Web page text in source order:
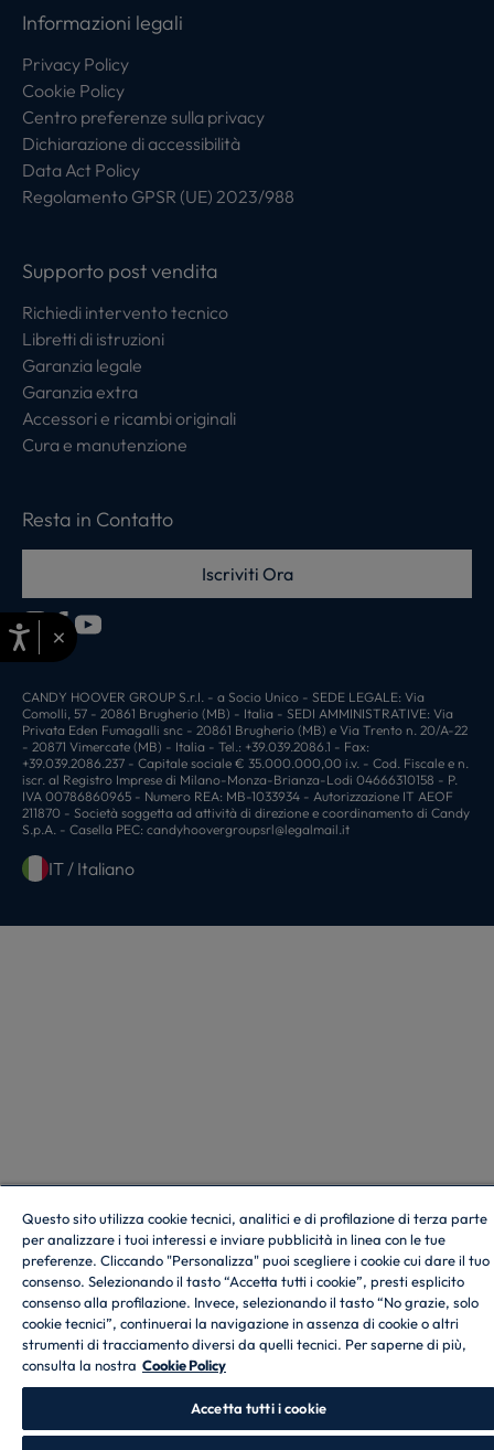
Informazioni legali
Privacy Policy
Cookie Policy
Centro preferenze sulla privacy
Dichiarazione di accessibilità
Data Act Policy
Regolamento GPSR (UE) 2023/988
Supporto post vendita
Richiedi intervento tecnico
Libretti di istruzioni
Garanzia legale
Garanzia extra
Accessori e ricambi originali
Cura e manutenzione
Resta in Contatto
Iscriviti Ora
CANDY HOOVER GROUP S.r.I. - a Socio Unico - SEDE LEGALE: Via
Comolli, 57 - 20861 Brugherio (MB) - Italia - SEDI AMMINISTRATIVE: Via
Privata Eden Fumagalli snc - 20861 Brugherio (MB) e Via Trento n. 20/A-22
- 20871 Vimercate (MB) - Italia - Tel.: +39.039.2086.1 - Fax:
+39.039.2086.237 - Capitale sociale € 35.000.000,00 i.v. - Cod. Fiscale e n.
iscr. al Registro Imprese di Milano-Monza-Brianza-Lodi 04666310158 - P.
IVA 00786860965 - Numero REA: MB-1033934 - Autorizzazione IT AEOF
211870 - Società soggetta ad attività di direzione e coordinamento di Candy
S.p.A. - Casella PEC: candyhoovergroupsrl@legalmail.it
IT / Italiano
×
Questo sito utilizza cookie tecnici, analitici e di profilazione di terza parte
per analizzare i tuoi interessi e inviare pubblicità in linea con le tue
preferenze. Cliccando "Personalizza" puoi scegliere i cookie cui dare il tuo
consenso. Selezionando il tasto “Accetta tutti i cookie”, presti esplicito
consenso alla profilazione. Invece, selezionando il tasto “No grazie, solo
cookie tecnici”, continuerai la navigazione in assenza di cookie o altri
strumenti di tracciamento diversi da quelli tecnici. Per saperne di più,
consulta la nostra Cookie Policy
Accetta tutti i cookie